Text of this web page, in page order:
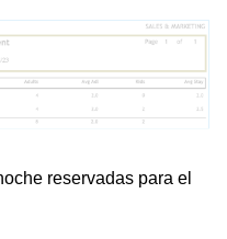
reservadas para el